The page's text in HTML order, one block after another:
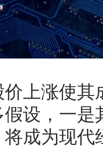
上涨使
设，一
成为现